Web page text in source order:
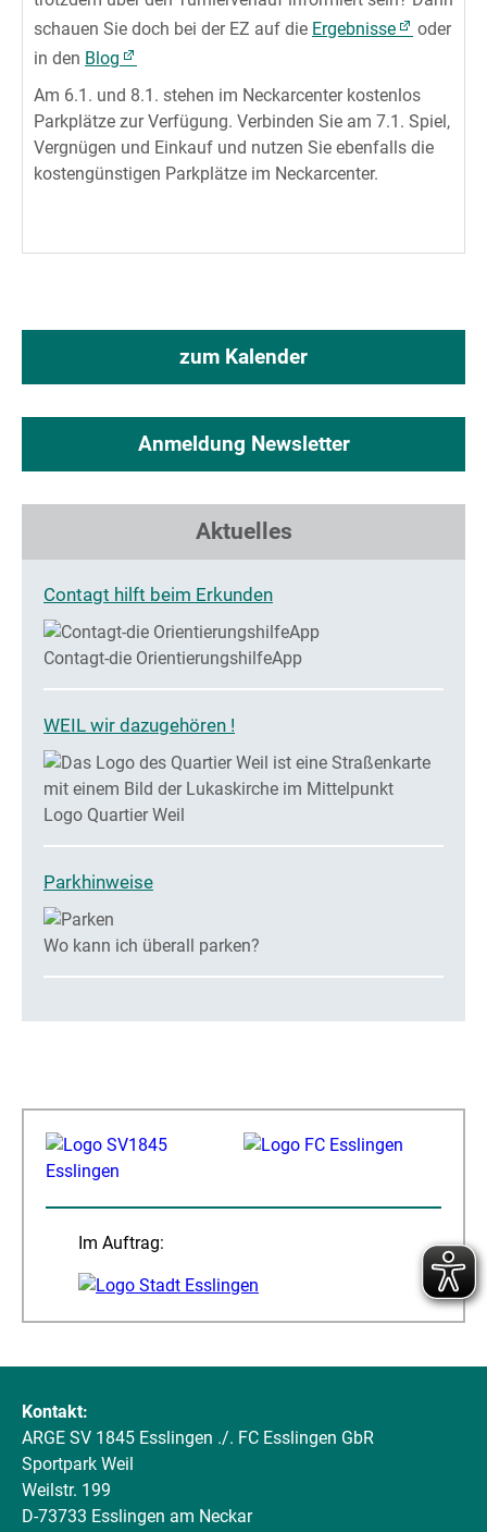
schauen Sie doch bei der EZ auf die Ergebnisse
oder
in den Blog
Am 6.1. und 8.1. stehen im Neckarcenter kostenlos
Parkplätze zur Verfügung. Verbinden Sie am 7.1. Spiel,
Vergnügen und Einkauf und nutzen Sie ebenfalls die
kostengünstigen Parkplätze im Neckarcenter.
zum Kalender
Anmeldung Newsletter
Aktuelles
Contagt hilft beim Erkunden
Contagt-die OrientierungshilfeApp
WEIL wir dazugehören !
Logo Quartier Weil
Parkhinweise
Wo kann ich überall parken?
Im Auftrag:
Kontakt:
ARGE SV 1845 Esslingen ./. FC Esslingen GbR
Sportpark Weil
Weilstr. 199
D-73733 Esslingen am Neckar